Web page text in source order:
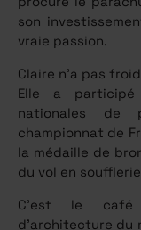
son
vraie passion.
Claire n’a pas
Elle a participé
nationales de
championnat de
la médaille de
du vol en
C’est le café
d’architecture du